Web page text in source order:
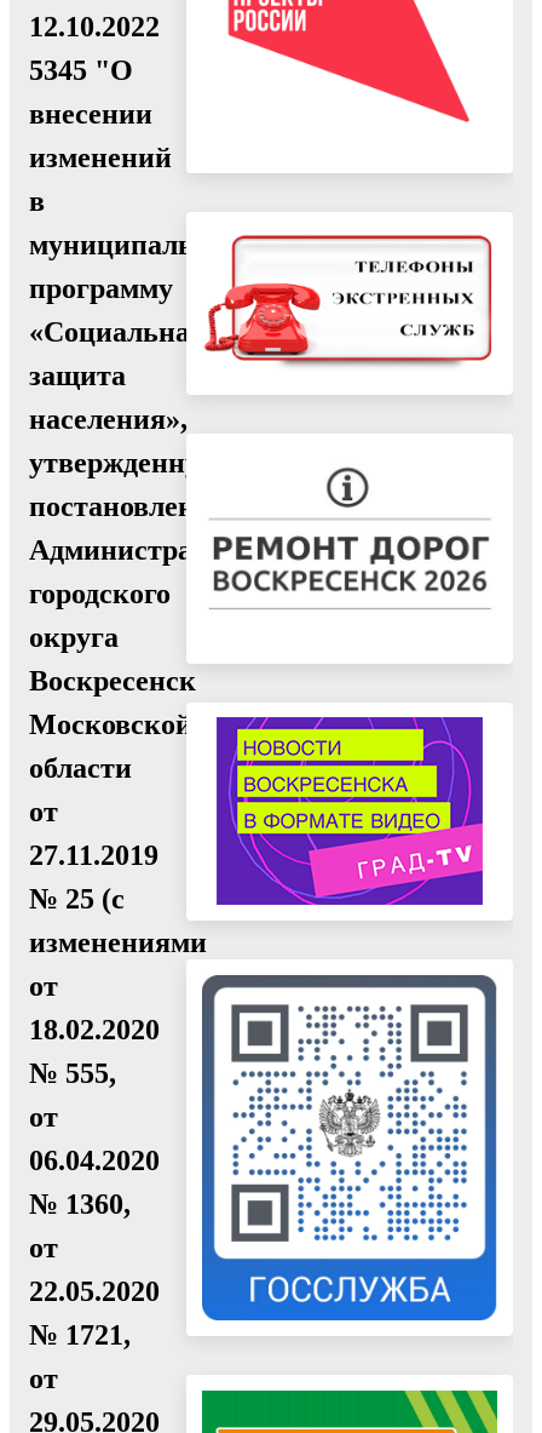
12.10.2022
5345 "О
внесении
изменений
в
муниципальную
программу
«Социальная
защита
населения»,
утвержденную
постановлением
Администрации
городского
округа
Воскресенск
Московской
области
от
27.11.2019
№ 25 (с
изменениями
от
18.02.2020
№ 555,
от
06.04.2020
№ 1360,
от
22.05.2020
№ 1721,
от
29.05.2020